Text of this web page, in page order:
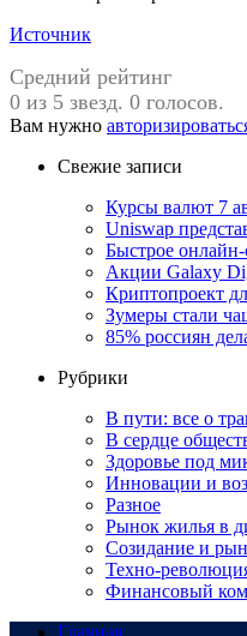
Источник
Средний рейтинг
0 из 5 звезд. 0 голосов.
Вам нужно
Свежие записи
Курсы валют 7
Uniswap
Быстрое
Акции Galaxy
Криптопроект
Зумеры стали
85% россиян
Рубрики
В пути: все о
В сердце
Здоровье под
Инновации и
Разное
Рынок жилья в
Созидание и
Техно-
Финансовый
Главная